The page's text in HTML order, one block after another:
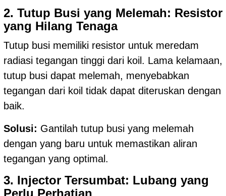
2. Tutup Busi yang Melemah: Resistor
yang Hilang Tenaga
Tutup busi memiliki resistor untuk meredam
radiasi tegangan tinggi dari koil. Lama kelamaan,
tutup busi dapat melemah, menyebabkan
tegangan dari koil tidak dapat diteruskan dengan
baik.
Solusi: Gantilah tutup busi yang melemah
dengan yang baru untuk memastikan aliran
tegangan yang optimal.
3. Injector Tersumbat: Lubang yang
Perlu Perhatian